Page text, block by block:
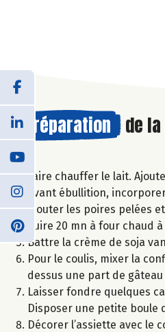
Préparation de la
Faire chauffer le lait.
Avant ébullition,
Ajouter les poires pelées
Cuire 20 mn à four
Battre la crème de soja
Pour le coulis, mixer la
dessus une part de gâteau
Laisser fondre quelques
Disposer une petite boule
Décorer l’assiette avec le